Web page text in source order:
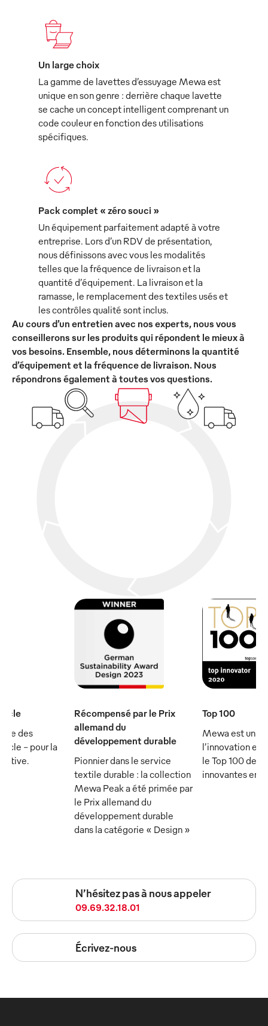
Un large choix
La gamme de lavettes d’essuyage Mewa est
unique en son genre : derrière chaque lavette
se cache un concept intelligent comprenant un
code couleur en fonction des utilisations
spécifiques.
Pack complet « zéro souci »
Un équipement parfaitement adapté à votre
entreprise. Lors d’un RDV de présentation,
nous définissons avec vous les modalités
telles que la fréquence de livraison et la
quantité d’équipement. La livraison et la
ramasse, le remplacement des textiles usés et
les contrôles qualité sont inclus.
Au cours d’un entretien avec nos experts, nous vous
conseillerons sur les produits qui répondent le mieux à
vos besoins. Ensemble, nous déterminons la quantité
d’équipement et la fréquence de livraison. Nous
répondrons également à toutes vos questions.
des
- pour la
Récompensé par le Prix
allemand du
développement durable
Pionnier dans le service
textile durable : la collection
Mewa Peak a été primée par
le Prix allemand du
développement durable
dans la catégorie « Design »
Top 100
Mewa est un
l’innovation et
le Top 100 des
innovantes en
N’hésitez pas à nous appeler
09.69.32.18.01
Écrivez-nous